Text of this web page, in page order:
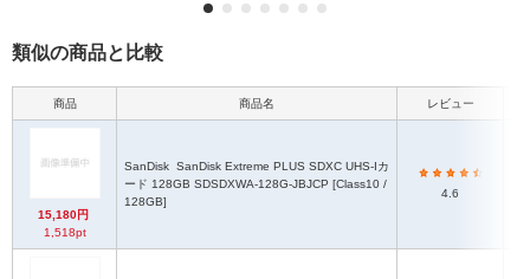
類似の商品と比較
商品 商品名 レビュー
15,180円
1,518pt
SanDisk
ード 128GB SDSDXWA-128G-JBJCP [Class10 /
128GB]
4.6